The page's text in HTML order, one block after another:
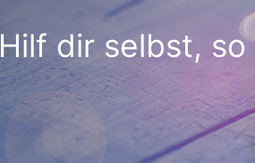
Hilf dir selbst,